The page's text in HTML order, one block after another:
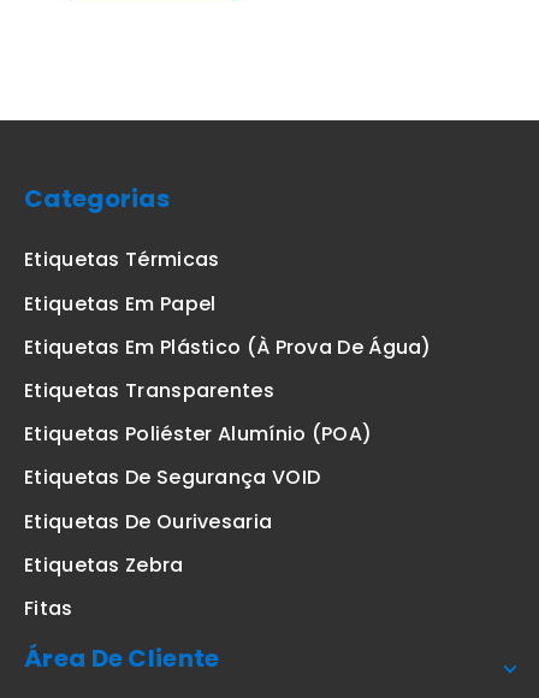
Categorias
Etiquetas Térmicas
Etiquetas Em Papel
Etiquetas Em Plástico (à Prova De Água)
Etiquetas Transparentes
Etiquetas Poliéster Alumínio (POA)
Etiquetas De Segurança VOID
Etiquetas De Ourivesaria
Etiquetas Zebra
Fitas
Área De Cliente